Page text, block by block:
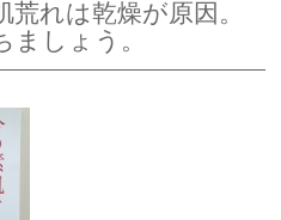
れは乾燥が原因。
ましょう。